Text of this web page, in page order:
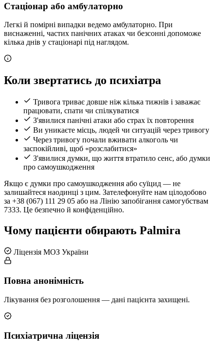
Стаціонар або амбулаторно
Легкі й помірні випадки ведемо амбулаторно. При
виснаженні, частих панічних атаках чи безсонні допоможе
кілька днів у стаціонарі під наглядом.
Коли звертатись до психіатра
Тривога триває довше ніж кілька тижнів і заважає
працювати, спати чи спілкуватися
З'явилися панічні атаки або страх їх повторення
Ви уникаєте місць, людей чи ситуацій через тривогу
Через тривогу почали вживати алкоголь чи
заспокійливі, щоб «розслабитися»
З'явилися думки, що життя втратило сенс, або думки
про самоушкодження
Якщо є думки про самоушкодження або суїцид — не
залишайтеся наодинці з цим. Зателефонуйте нам цілодобово
за +38 (067) 111 29 05 або на Лінію запобігання самогубствам
7333. Це безпечно й конфіденційно.
Чому пацієнти обирають Palmira
Ліцензія МОЗ України
Повна анонімність
Лікування без розголошення — дані пацієнта захищені.
Психіатрична ліцензія